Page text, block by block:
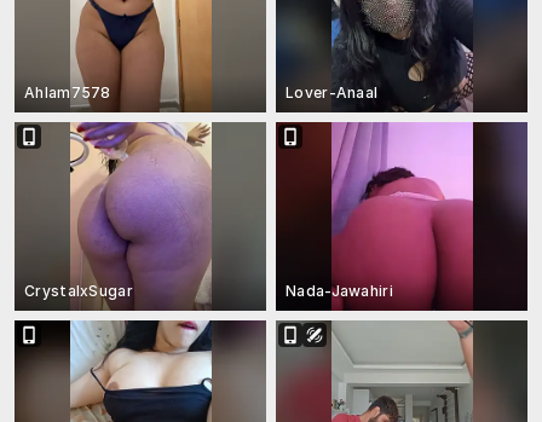
Ahlam7578 Lover-Anaal
CrystalxSugar Nada-Jawahiri